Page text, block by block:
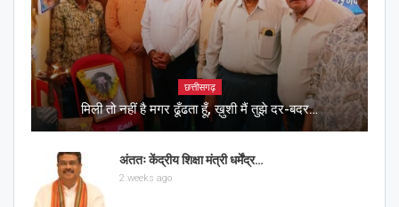
छत्तीसगढ़
मिली तो नहीं है मगर ढूँढता हूँ, ख़ुशी मैं तुझे दर-बदर…
अंततः केंद्रीय शिक्षा मंत्री धर्मेंद्र…
2 weeks ago